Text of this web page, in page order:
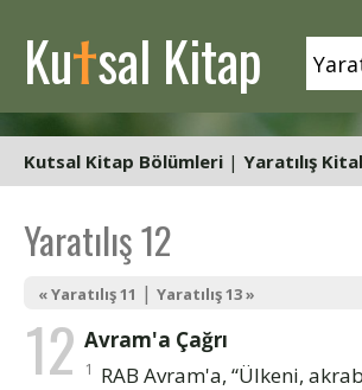
Kutsal Kitap
Kutsal Kitap Bölümleri | Yaratılış
Yaratılış 12
« Yaratılış 11 | Yaratılış 13 »
12 Avram'a Çağrı
1 RAB Avram'a, “Ülkeni,